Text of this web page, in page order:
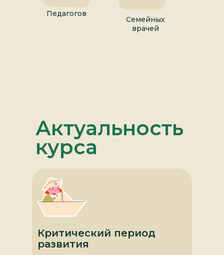
Семейных
врачей
Педагогов
Актуальность
курса
Критический период
развития